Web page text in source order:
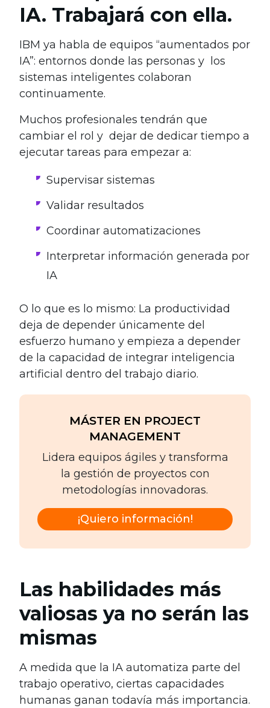
IA. Trabajará con ella.
IBM ya habla de equipos “aumentados por
IA”: entornos donde las personas y los
sistemas inteligentes colaboran
continuamente.
Muchos profesionales tendrán que
cambiar el rol y dejar de dedicar tiempo a
ejecutar tareas para empezar a:
Supervisar sistemas
Validar resultados
Coordinar automatizaciones
Interpretar información generada por
IA
O lo que es lo mismo: La productividad
deja de depender únicamente del
esfuerzo humano y empieza a depender
de la capacidad de integrar inteligencia
artificial dentro del trabajo diario.
MÁSTER EN PROJECT
MANAGEMENT
Lidera equipos ágiles y transforma
la gestión de proyectos con
metodologías innovadoras.
¡Quiero información!
Las habilidades más
valiosas ya no serán las
mismas
A medida que la IA automatiza parte del
trabajo operativo, ciertas capacidades
humanas ganan todavía más importancia.